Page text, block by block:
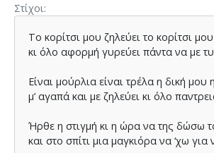
Στίχοι
Το κορίτσι µου ζηλεύει το κορίτσι
κι όλο αφορµή γυρεύει πάντα να µε
Είναι µούρλια είναι τρέλα η δική µου
µ’ αγαπά και µε ζηλεύει κι όλο
Ήρθε η στιγµή κι η ώρα να της δώσω
και στο σπίτι µια µαγκιόρα να ‘χω για